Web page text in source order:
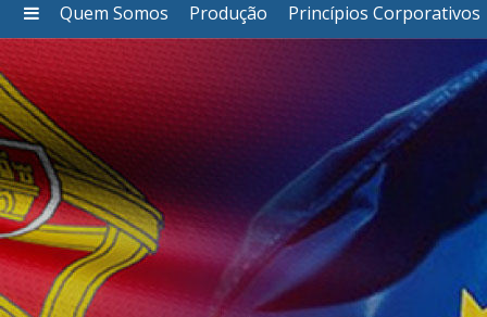
Quem Somos Produção Princípios Corporativos